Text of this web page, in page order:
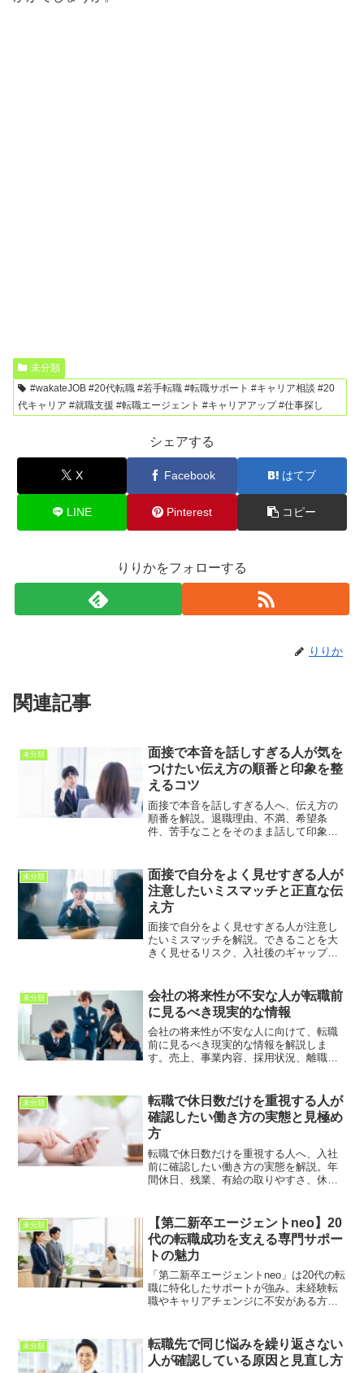
未分類
#wakateJOB #20代転職 #若手転職 #転職サポート #キャリア相談 #20
代キャリア #就職支援 #転職エージェント #キャリアアップ #仕事探し
シェアする
X Facebook はてブ
LINE Pinterest コピー
りりかをフォローする
りりか
関連記事
未分類
面接で本音を話しすぎる人が気を
つけたい伝え方の順番と印象を整
えるコツ
面接で本音を話しすぎる人へ、伝え方の
順番を解説。退職理由、不満、希望条
件、苦手なことをそのまま話して印象を
未分類
面接で自分をよく見せすぎる人が
注意したいミスマッチと正直な伝
え方
面接で自分をよく見せすぎる人が注意し
たいミスマッチを解説。できることを大
きく見せるリスク、入社後のギャップ、
未分類
会社の将来性が不安な人が転職前
に見るべき現実的な情報
会社の将来性が不安な人に向けて、転職
前に見るべき現実的な情報を解説しま
す。売上、事業内容、採用状況、離職
断するための考え方を紹介します。
未分類
転職で休日数だけを重視する人が
確認したい働き方の実態と見極め
方
転職で休日数だけを重視する人へ、入社
前に確認したい働き方の実態を解説。年
間休日、残業、有給の取りやすさ、休日
未分類
【第二新卒エージェントneo】20
代の転職成功を支える専門サポー
トの魅力
「第二新卒エージェントneo」は20代の転
職に特化したサポートが強み。未経験転
職やキャリアチェンジに不安がある方
転職を目指す人に役立つ情報をわかりや
すく解説します。
未分類
転職先で同じ悩みを繰り返さない
人が確認している原因と見直し方